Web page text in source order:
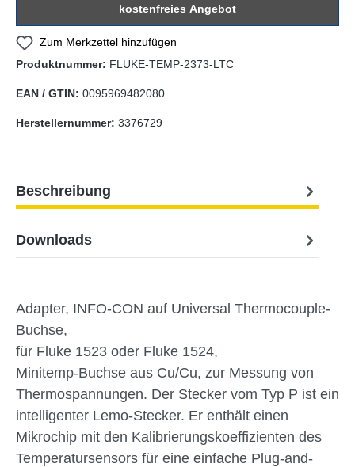
kostenfreies Angebot
Zum Merkzettel hinzufügen
Produktnummer: FLUKE-TEMP-2373-LTC
EAN / GTIN: 0095969482080
Herstellernummer: 3376729
Beschreibung
Downloads
Adapter, INFO-CON auf Universal Thermocouple-
Buchse,
für Fluke 1523 oder Fluke 1524,
Minitemp-Buchse aus Cu/Cu, zur Messung von
Thermospannungen. Der Stecker vom Typ P ist ein
intelligenter Lemo-Stecker. Er enthält einen
Mikrochip mit den Kalibrierungskoeffizienten des
Temperatursensors für eine einfache Plug-and-